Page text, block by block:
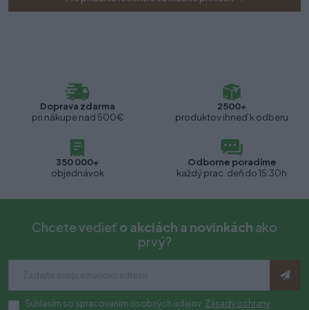
Doprava zdarma
pri nákupe nad 500€
2500+
produktov ihneď k odberu
350 000+
objednávok
Odborne poradíme
každý prac. deň do 15:30h
Chcete vedieť o akciách a novinkách ako
prvý?
Súhlasím so spracovaním osobných údajov. Zásady ochrany